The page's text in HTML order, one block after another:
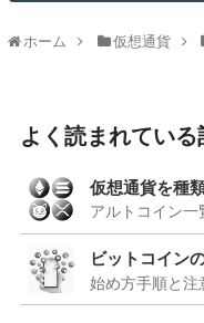
ホーム 仮想通貨
よく読まれている
仮想通貨を種
アルトコイン一
ビットコイン
始め方手順と注